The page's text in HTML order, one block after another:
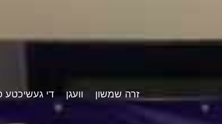
זרה שמשון
וועגן די געשיכטע